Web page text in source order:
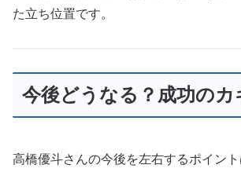
た立ち位置です。
今後どうなる？成功のカ
高橋優斗さんの今後を左右するポイント